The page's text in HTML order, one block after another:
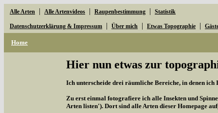
Alle Arten | Alle Artenvideos | Raupenbestimmung | Statistik
Datenschutzerklärung & Impressum | Über mich | Etwas Topographie |
Home
Hier nun etwas zur
Ich unterscheide drei räumliche Bereiche, in denen ich
Zu erst einmal fotografiere ich alle Insekten und
Arten listen'). Dort sind alle Arten dieser Homepage